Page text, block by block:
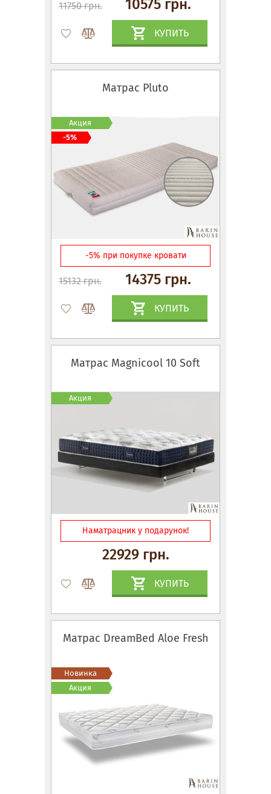
11750 грн. 10575 грн.
КУПИТЬ
Матрас Pluto
-5% при покупке кровати
15132 грн. 14375 грн.
КУПИТЬ
Акция
-5%
Матрас Magnicool 10 Soft
Наматрацник у подарунок!
22929 грн.
КУПИТЬ
Акция
Матрас DreamBed Aloe Fresh
Новинка
Акция